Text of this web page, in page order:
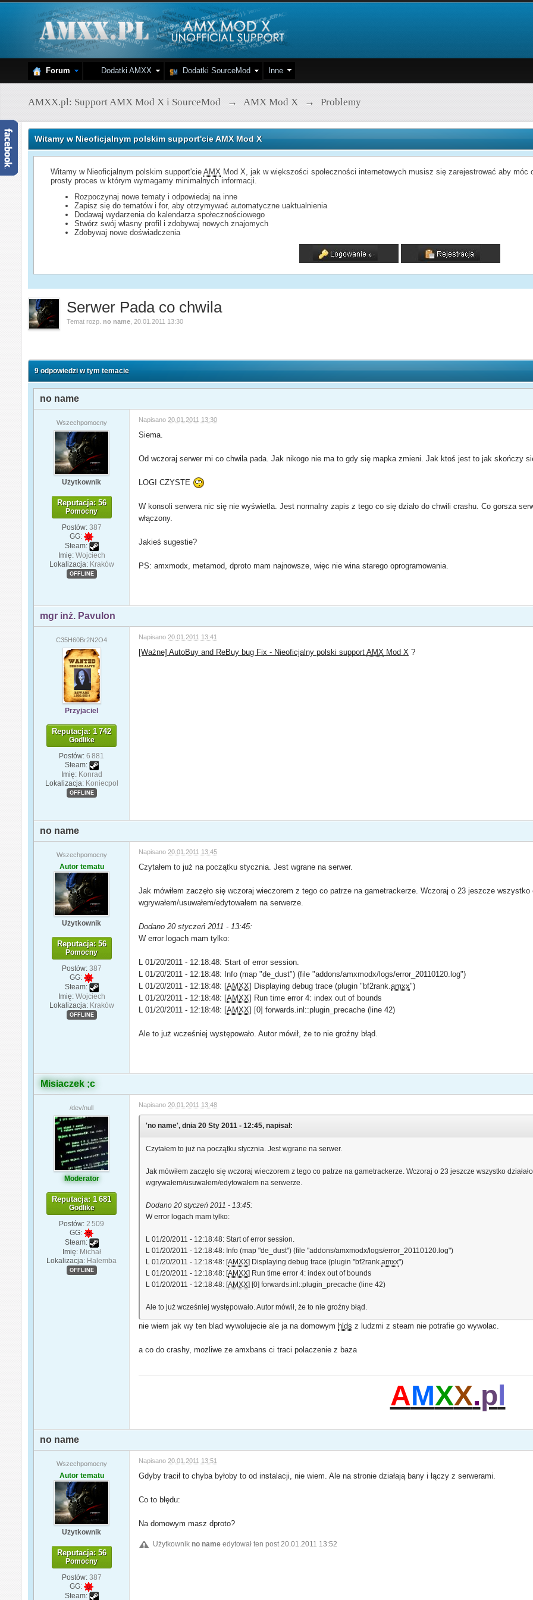
Forum Dodatki AMXX Dodatki SourceMod Inne
AMXX.pl: Support AMX Mod X i SourceMod → AMX Mod X → Problemy
Witamy w Nieoficjalnym polskim support'cie AMX Mod X
Witamy w Nieoficjalnym polskim support'cieAMX Mod X, jak w większości społeczności internetowych musisz się zarejestrować aby
prosty proces w którym wymagamy minimalnych informacji.
Rozpoczynaj nowe tematy i odpowiedaj na inne
Zapisz się do tematów i for, aby otrzymywać automatyczne uaktualnienia
Dodawaj wydarzenia do kalendarza społecznościowego
Stwórz swój własny profil i zdobywaj nowych znajomych
Zdobywaj nowe doświadczenia
Serwer Pada co chwila
Temat rozp.no name 20.01.2011 13:30
9 odpowiedzi w tym temacie
no name
Wszechpomocny
Użytkownik
Reputacja: 56
Pomocny
Postów: 387
GG:
Steam:
Imię: Wojciech
Lokalizacja: Kraków
OFFLINE
Napisano 20.01.2011 13:30
Siema.
Od wczoraj serwer mi co chwila pada. Jak nikogo nie ma to gdy się mapka zmieni. Jak ktoś jest to jak skończy
LOGI CZYSTE
W konsoli serwera nic się nie wyświetla. Jest normalny zapis z tego co się działo do chwili crashu. Co gorsza
włączony.
Jakieś sugestie?
PS: amxmodx, metamod, dproto mam najnowsze, więc nie wina starego oprogramowania.
mgr inż. Pavulon
C35H60Br2N2O4
Przyjaciel
Reputacja: 1 742
Godlike
Postów: 6 881
Steam:
Imię: Konrad
Lokalizacja: Koniecpol
OFFLINE
Napisano 20.01.2011 13:41
[Ważne] AutoBuy and ReBuy bug Fix - Nieoficjalny polski supportAMX Mod X ?
no name
Wszechpomocny
Autor tematu
Użytkownik
Reputacja: 56
Pomocny
Postów: 387
GG:
Steam:
Imię: Wojciech
Lokalizacja: Kraków
OFFLINE
Napisano 20.01.2011 13:45
Czytałem to już na początku stycznia. Jest wgrane na serwer.
Jak mówiłem zaczęło się wczoraj wieczorem z tego co patrze na gametrackerze. Wczoraj o 23 jeszcze
wgrywałem/usuwałem/edytowałem na serwerze.
Dodano 20 styczeń 2011 - 13:45:
W error logach mam tylko:
L 01/20/2011 - 12:18:48: Start of error session.
L 01/20/2011 - 12:18:48: Info (map "de_dust") (file "addons/amxmodx/logs/error_20110120.log")
L 01/20/2011 - 12:18:48: [AMXX] Displaying debug trace (plugin "bf2rank.amxx")
L 01/20/2011 - 12:18:48: [AMXX] Run time error 4: index out of bounds
L 01/20/2011 - 12:18:48: [AMXX] [0] forwards.inl::plugin_precache (line 42)
Ale to już wcześniej występowało. Autor mówił, że to nie groźny błąd.
Misiaczek ;c
/dev/null
Moderator
Reputacja: 1 681
Godlike
Postów: 2 509
GG:
Steam:
Imię: Michał
Lokalizacja: Halemba
OFFLINE
Napisano 20.01.2011 13:48
'no name', dnia 20 Sty 2011 - 12:45, napisał:
Czytałem to już na początku stycznia. Jest wgrane na serwer.
Jak mówiłem zaczęło się wczoraj wieczorem z tego co patrze na gametrackerze. Wczoraj o 23 jeszcze wszystko
wgrywałem/usuwałem/edytowałem na serwerze.
Dodano 20 styczeń 2011 - 13:45:
W error logach mam tylko:
L 01/20/2011 - 12:18:48: Start of error session.
L 01/20/2011 - 12:18:48: Info (map "de_dust") (file "addons/amxmodx/logs/error_20110120.log")
L 01/20/2011 - 12:18:48: [AMXX] Displaying debug trace (plugin "bf2rank.amxx")
L 01/20/2011 - 12:18:48: [AMXX] Run time error 4: index out of bounds
L 01/20/2011 - 12:18:48: [AMXX] [0] forwards.inl::plugin_precache (line 42)
Ale to już wcześniej występowało. Autor mówił, że to nie groźny błąd.
nie wiem jak wy ten blad wywolujecie ale ja na domowym hlds z ludzmi z steam nie potrafie go wywolac.
a co do crashy, mozliwe ze amxbans ci traci polaczenie z baza
AMXX.p
no name
Wszechpomocny
Autor tematu
Użytkownik
Reputacja: 56
Pomocny
Postów: 387
GG:
Steam:
Napisano 20.01.2011 13:51
Gdyby tracił to chyba byłoby to od instalacji, nie wiem. Ale na stronie działają bany i łączy z serwerami.
Co to błędu:
Na domowym masz dproto?
Użytkownikno name edytował ten post 20.01.2011 13:52